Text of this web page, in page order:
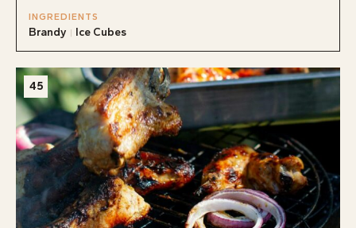
INGREDIENTS
Brandy Ice Cubes
45